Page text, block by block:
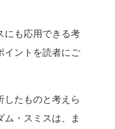
にも応用できる考
イントを読者にご
したものと考えら
・スミスは、ま